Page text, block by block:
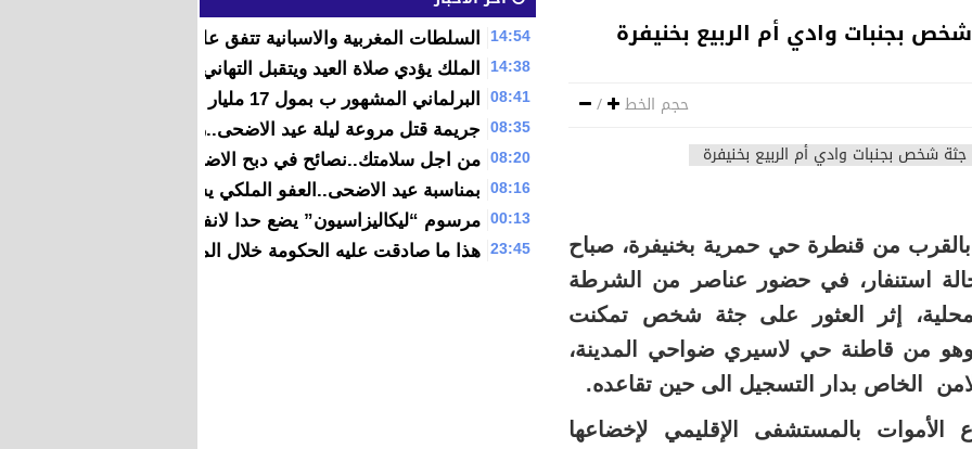
بجنبات وادي أم الربيع بخنيفرة
حجم الخط /
من قنطرة حي حمرية بخنيفرة، صباح
الثلاثاء 23 ماي 2017، حالة استنفار، في حضور عناصر من الشرطة
إثر العثور على جثة شخص تمكنت
وهو من قاطنة حي لاسيري ضواحي المدينة،
الخاص بدار التسجيل الى حين تقاعده.
بالمستشفى الإقليمي لإخضاعها
14:54 السلطات المغربية والاسبانية تتفق على اغلاق معبر سبتة في
14:38 الملك يؤدي صلاة العيد ويتقبل التهاني من هذه الشخصيات
08:41 البرلماني المشهور ب بمول 17 مليار يمثل امام قاضي التحقيق
08:35 جريمة قتل مروعة ليلة عيد الاضحى..رجل يقتل جاره
08:20 من اجل سلامتك..نصائح في دبح الاضحية وتناول لحمها
08:16 بمناسبة عيد الاضحى..العفو الملكي يشمل 665 شخصا
00:13 مرسوم “ليكاليزاسيون” يضع حدا لانفراد المقاطعات بهذه
23:45 هذا ما صادقت عليه الحكومة خلال المجلس الحكومي لليوم